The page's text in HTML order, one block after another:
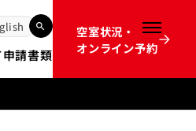
メニュー
申請書類
空室状況・
オンライン予約